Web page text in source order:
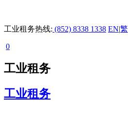
工业租务热线: (852) 8338 1338 EN|繁
0
工业租务
工业租务